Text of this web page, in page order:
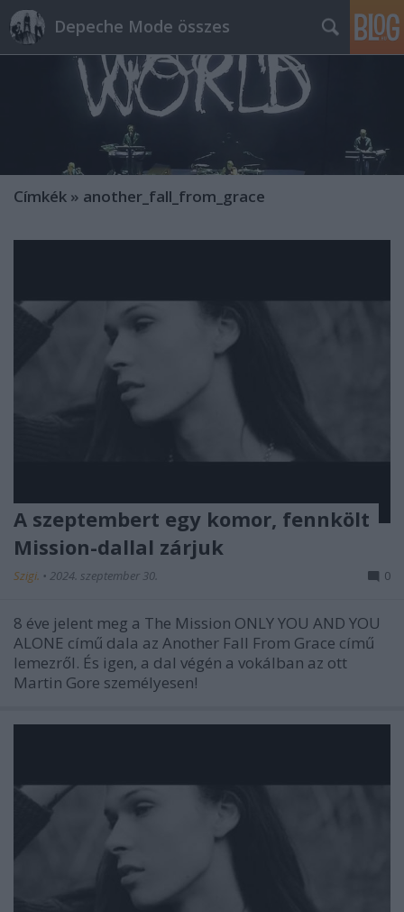
Depeche Mode összes
Címkék » another_fall_from_grace
A szeptembert egy komor, fennkölt
Mission-dallal zárjuk
Szigi. • 2024. szeptember 30. 0
8 éve jelent meg a The Mission ONLY YOU AND YOU
ALONE című dala az Another Fall From Grace című
lemezről. És igen, a dal végén a vokálban az ott
Martin Gore személyesen!